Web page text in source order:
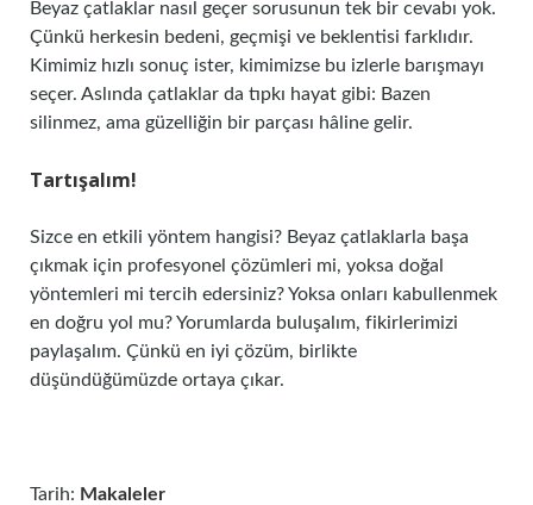
Beyaz çatlaklar nasıl geçer sorusunun tek bir cevabı yok.
Çünkü herkesin bedeni, geçmişi ve beklentisi farklıdır.
Kimimiz hızlı sonuç ister, kimimizse bu izlerle barışmayı
seçer. Aslında çatlaklar da tıpkı hayat gibi: Bazen
silinmez, ama güzelliğin bir parçası hâline gelir.
Tartışalım!
Sizce en etkili yöntem hangisi? Beyaz çatlaklarla başa
çıkmak için profesyonel çözümleri mi, yoksa doğal
yöntemleri mi tercih edersiniz? Yoksa onları kabullenmek
en doğru yol mu? Yorumlarda buluşalım, fikirlerimizi
paylaşalım. Çünkü en iyi çözüm, birlikte
düşündüğümüzde ortaya çıkar.
Tarih: Makaleler